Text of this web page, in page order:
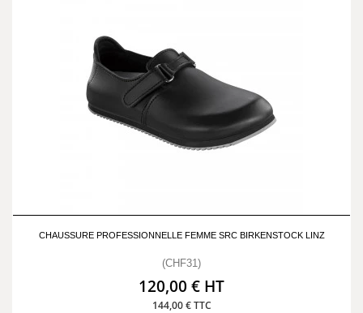
CHAUSSURE PROFESSIONNELLE FEMME SRC BIRKENSTOCK LINZ
(CHF31)
120,00 € HT
144,00 € TTC